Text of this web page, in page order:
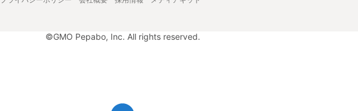
©GMO Pepabo, Inc. All rights reserved.